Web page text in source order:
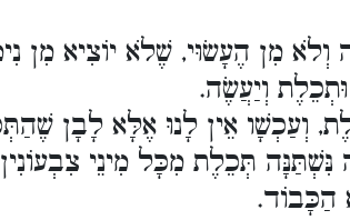
מִן הֶעָשׂוּי, שֶׁלֹא יוֹצִיא מִן
וְיַעֲשֶׂה.
וְעַכְשָׁו אֵין לָנוּ אֶלָּא לָבָן
תְּכֵלֶת מִכָּל מִינֵי
הַכָּבוֹד.